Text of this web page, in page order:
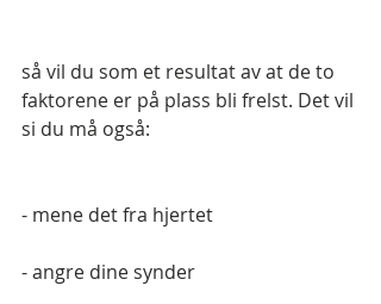
så vil du som et resultat av at de to
faktorene er på plass bli frelst. Det vil
si du må også:
- mene det fra hjertet
- angre dine synder